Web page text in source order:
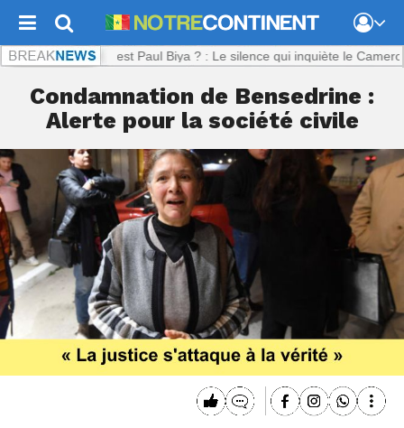
: Où est Paul Biya ? : Le silence qui inquiète le Cameroun
Condamnation de Bensedrine :
Alerte pour la société civile